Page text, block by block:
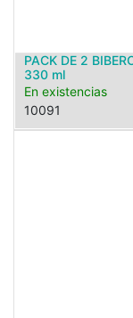
PACK DE 2
330 ml
En existencias
10091